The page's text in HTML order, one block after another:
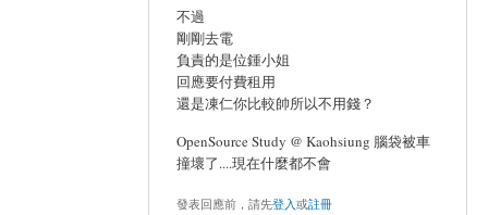
不過
剛剛去電
負責的是位鍾小姐
回應要付費租用
還是凍仁你比較帥所以不用錢？
OpenSource Study @ Kaohsiung 腦袋被車
撞壞了....現在什麼都不會
發表回應前，請先登入或註冊